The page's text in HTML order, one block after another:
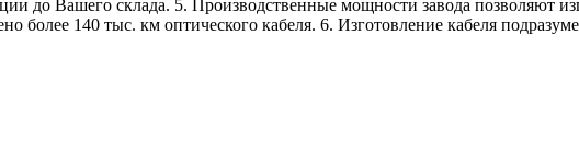
до Вашего склада. 5. Производственные мощности завода позволяют
более 140 тыс. км оптического кабеля. 6. Изготовление кабеля